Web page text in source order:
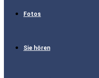
Fotos
Sie hören